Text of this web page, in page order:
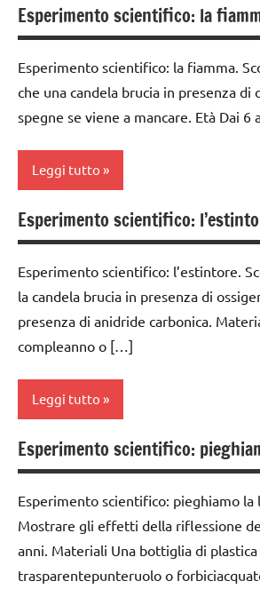
scienze:
fisica e
chimica
TUTTI GLI
ARGOMENTI
TUTTI GLI
ARTICOLI
ESPERIMENTI
E ATTIVITA'
ESPERIMENTI
DIDATTICA
MONTESSORI
SCIENZE
fisica e
chimica
TUTTI GLI
ARGOMENTI
TUTTI GLI
ARTICOLI
classe
3a
classe
4a
classe
5a
classi
classi
ESPERIMENTI
E ATTIVITA'
SCIENTIFICI
DIDATTICA
MONTESSORI
SCIENZE
scienze:
fisica e
chimica
Esperimento scientifico: la
Esperimento scientifico: la fiamma.
che una candela brucia in presenza di
spegne se viene a mancare. Età Dai
Leggi tutto
classe
1a
classe
2a
3a
classe
5a
dai
6
ESPERIMENTI
Esperimento scientifico:
Esperimento scientifico: l’estintore.
la candela brucia in presenza di
presenza di anidride carbonica.
compleanno o […]
Leggi tutto
classe
1a
classe
2a
3a
Esperimento scientifico:
Esperimento scientifico: pieghiamo la
Mostrare gli effetti della riflessione
anni. Materiali Una bottiglia di plastica
trasparentepunteruolo o